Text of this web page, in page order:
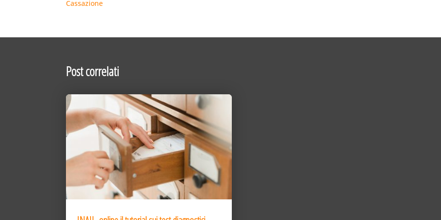
Cassazione
Post correlati